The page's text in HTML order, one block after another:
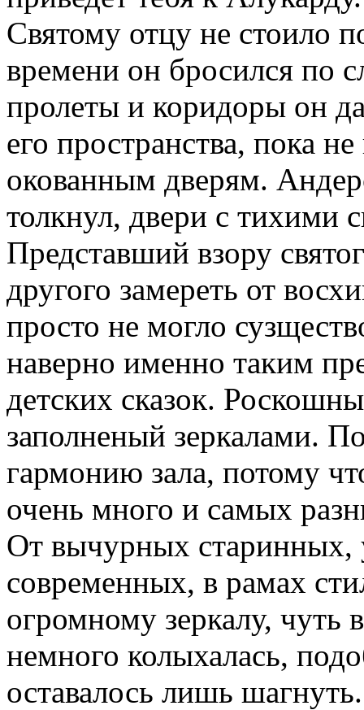
Святому отцу не стоило
времени он бросился по
пролеты и коридоры он
его пространства, пока
окованным дверям.
толкнул, двери с тихими
Представший взору
другого замереть от
просто не могло
наверно именно таким
детских сказок.
заполненый зеркалами.
гармонию зала, потому
очень много и самых
От вычурных старинных,
современных, в рамах
огромному зеркалу, чуть
немного колыхалась,
оставалось лишь